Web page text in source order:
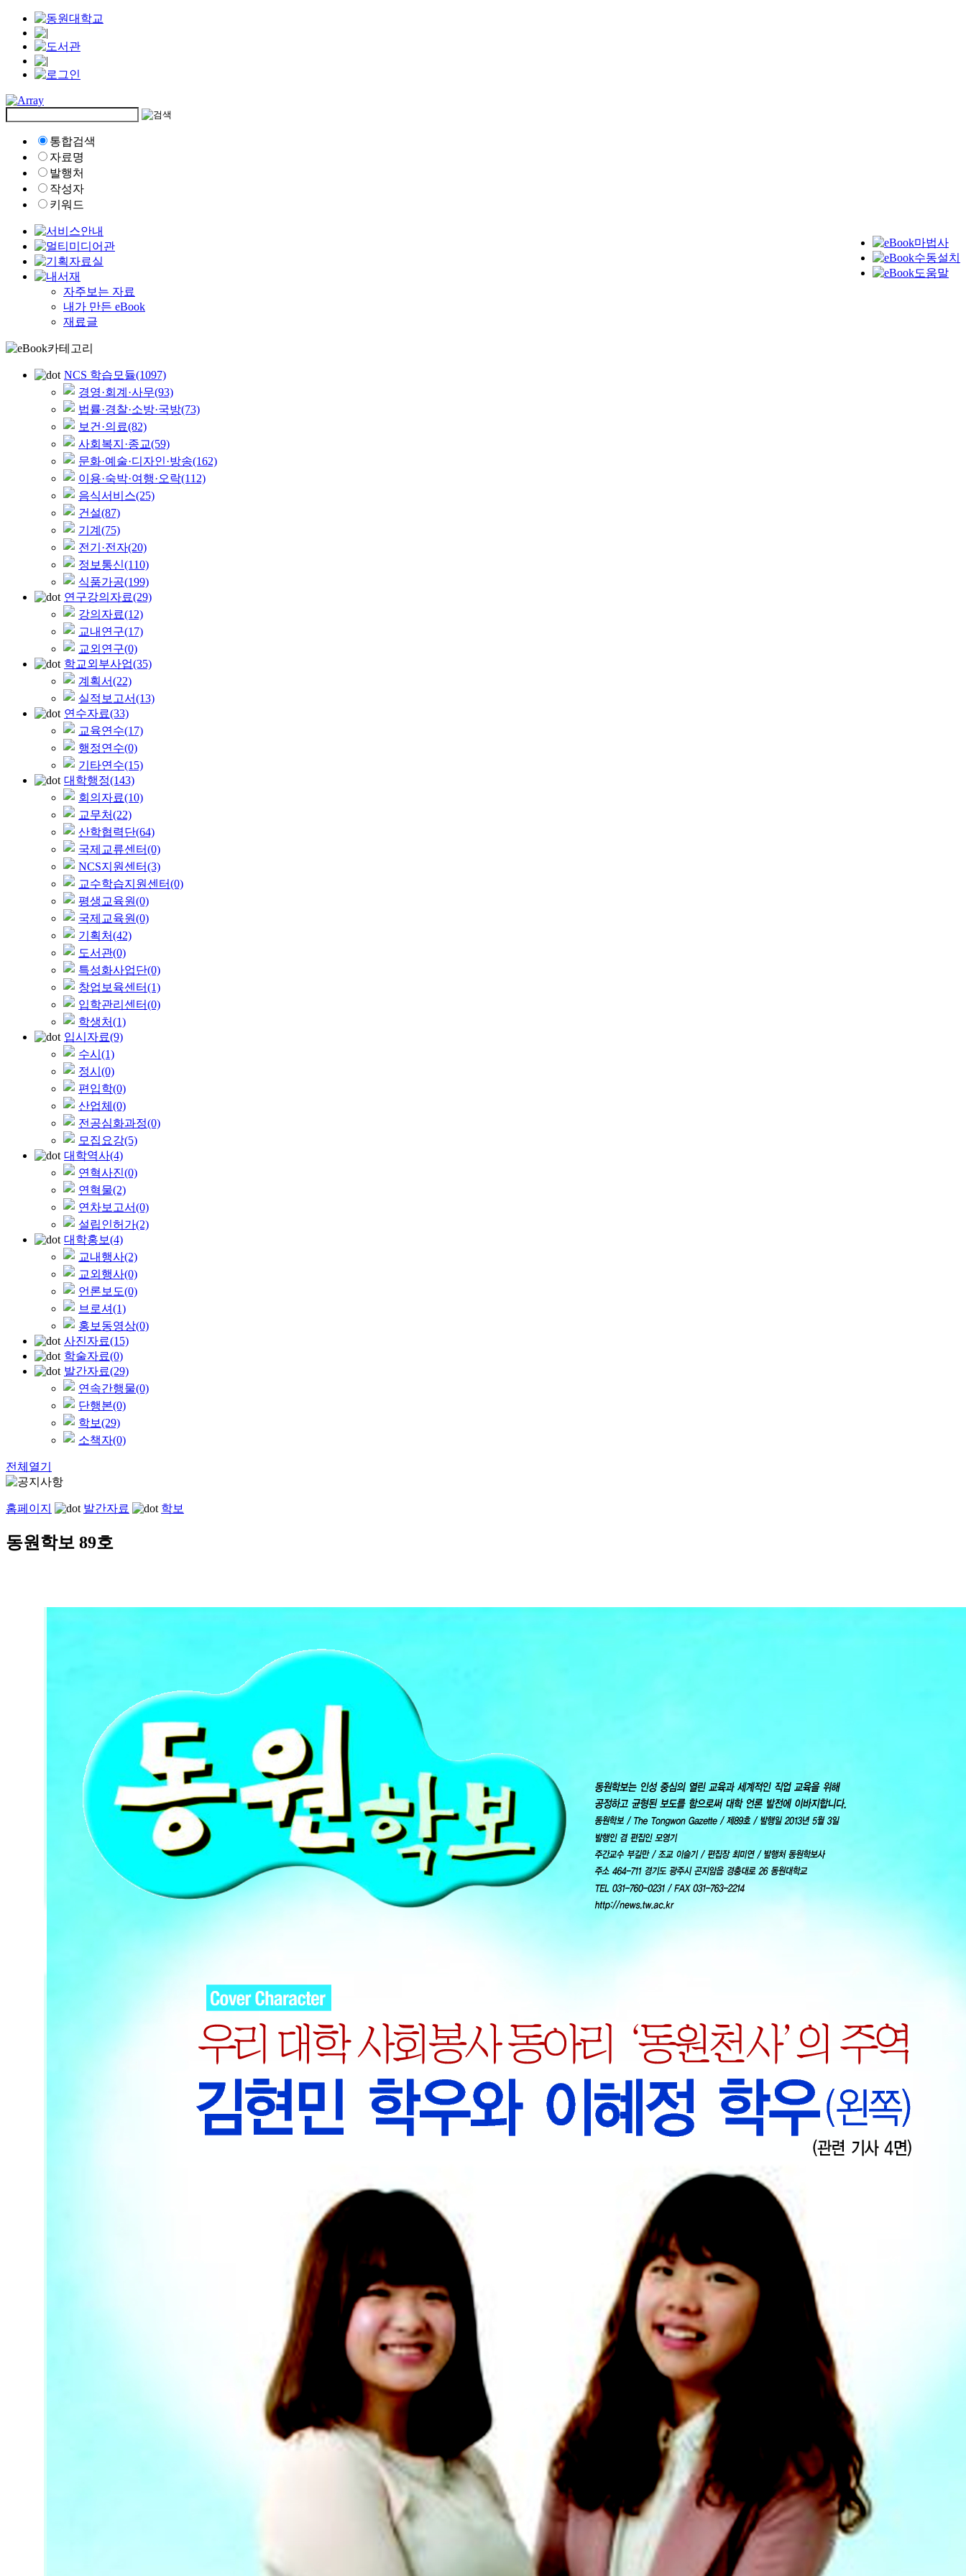
통합검색
자료명
발행처
작성자
키워드
자주보는 자료
내가 만든 eBook
재료글
NCS 학습모듈(1097)
경영·회계·사무(93)
법률·경찰·소방·국방(73)
보건·의료(82)
사회복지·종교(59)
문화·예술·디자인·방송(162)
이용·숙박·여행·오락(112)
음식서비스(25)
건설(87)
기계 (75)
전기·전자(20)
정보통신(110)
식품가공(199)
연구강의자료(29)
강의자료(12)
교내연구(17)
교외연구(0)
학교외부사업(35)
계획서(22)
실적보고서(13)
연수자료(33)
교육연수(17)
행정연수(0)
기타연수(15)
대학행정(143)
회의자료(10)
교무처(22)
산학협력단(64)
국제교류센터(0)
NCS지원센터(3)
교수학습지원센터(0)
평생교육원(0)
국제교육원(0)
기획처(42)
도서관(0)
특성화사업단(0)
창업보육센터(1)
입학관리센터(0)
학생처(1)
입시자료(9)
수시 (1)
정시 (0)
편입학(0)
산업체 (0)
전공심화과정(0)
모집요강(5)
대학역사(4)
연혁사진(0)
연혁물(2)
연차보고서(0)
설립인허가(2)
대학홍보(4)
교내행사(2)
교외행사(0)
언론보도(0)
브로셔(1)
홍보동영상(0)
사진자료(15)
학술자료(0)
발간자료(29)
연속간행물(0)
단행본(0)
학보(29)
소책자(0)
전체열기
홈페이지 발간자료 학보
동원학보 89호